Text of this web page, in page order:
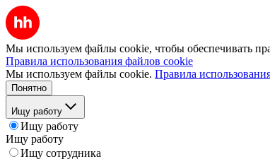
Мы используем файлы cookie, чтобы обеспечивать
Правила использования файлов cookie
Мы используем файлы cookie. Правила
Понятно
Ищу работу
Ищу работу
Ищу работу
Ищу сотрудника